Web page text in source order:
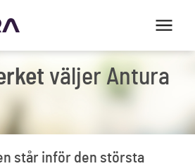
väljer Antura
står inför den största